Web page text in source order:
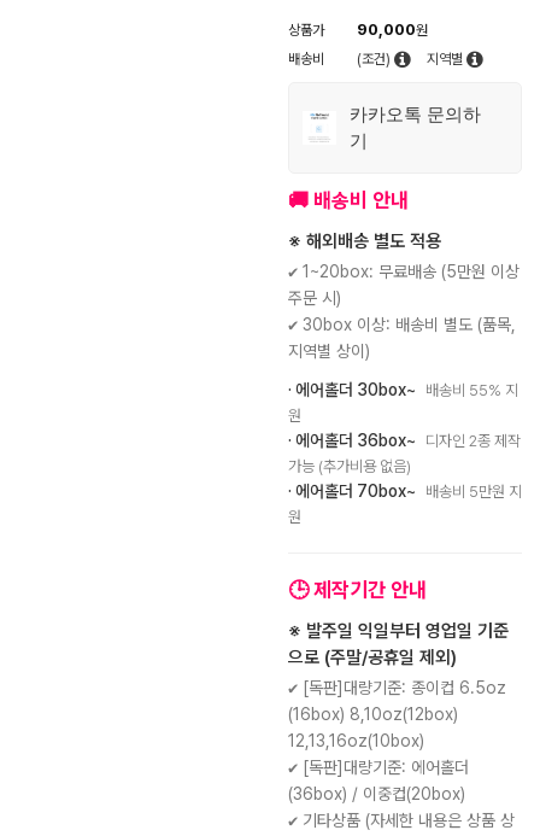
상품가 90,000원
배송비
(조건) 지역별
카카오톡 문의하
기
🚚 배송비 안내
※ 해외배송 별도 적용
✔ 1~20box: 무료배송 (5만원 이상
주문 시)
✔ 30box 이상: 배송비 별도 (품목,
지역별 상이)
· 에어홀더 30box~
배송비 55% 지
원
· 에어홀더 36box~
디자인 2종 제작
가능 (추가비용 없음)
· 에어홀더 70box~
배송비 5만원 지
원
🕒 제작기간 안내
※ 발주일 익일부터 영업일 기준
으로 (주말/공휴일 제외)
✔ [독판]대량기준: 종이컵 6.5oz
(16box) 8,10oz(12box)
12,13,16oz(10box)
✔ [독판]대량기준: 에어홀더
(36box) / 이중컵(20box)
✔ 기타상품 (자세한 내용은 상품 상